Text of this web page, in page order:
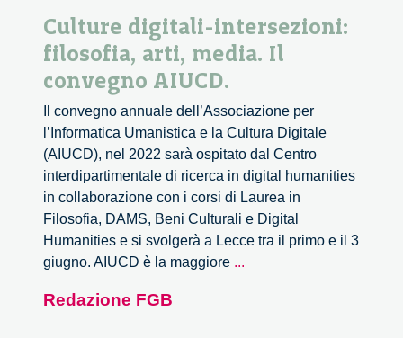
Culture digitali-intersezioni:
filosofia, arti, media. Il
convegno AIUCD.
Il convegno annuale dell’Associazione per
l’Informatica Umanistica e la Cultura Digitale
(AIUCD), nel 2022 sarà ospitato dal Centro
interdipartimentale di ricerca in digital humanities
in collaborazione con i corsi di Laurea in
Filosofia, DAMS, Beni Culturali e Digital
Humanities e si svolgerà a Lecce tra il primo e il 3
giugno. AIUCD è la maggiore ...
Redazione FGB